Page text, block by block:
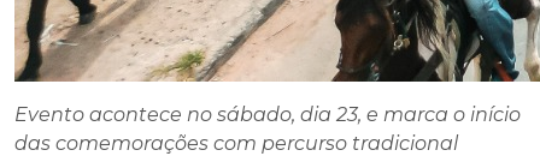
Evento acontece no sábado, dia 23, e marca o início
das comemorações com percurso tradicional